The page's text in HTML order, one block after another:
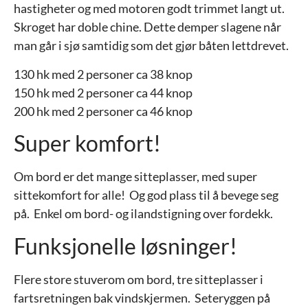
hastigheter og med motoren godt trimmet langt ut.
Skroget har doble chine. Dette demper slagene når
man går i sjø samtidig som det gjør båten lettdrevet.
130 hk med 2 personer ca 38 knop
150 hk med 2 personer ca 44 knop
200 hk med 2 personer ca 46 knop
Super komfort!
Om bord er det mange sitteplasser, med super
sittekomfort for alle! Og god plass til å bevege seg
på. Enkel om bord- og ilandstigning over fordekk.
Funksjonelle løsninger!
Flere store stuverom om bord, tre sitteplasser i
fartsretningen bak vindskjermen. Seteryggen på